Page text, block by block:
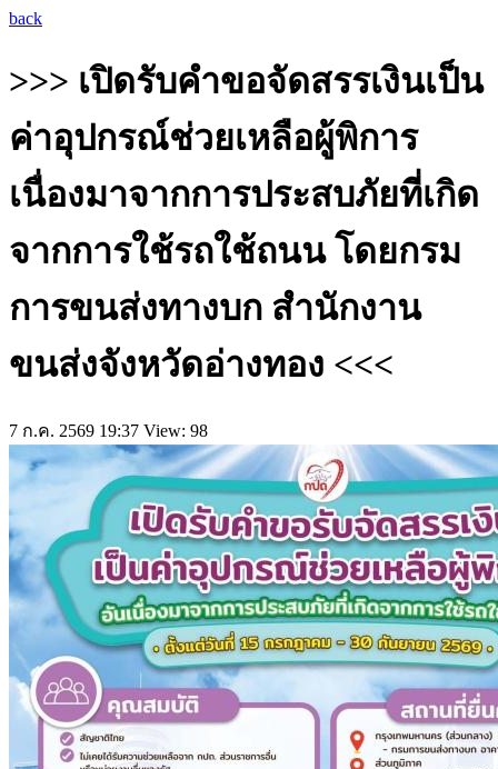
back
>>> เปิดรับคำขอจัดสรรเงินเป็น
ค่าอุปกรณ์ช่วยเหลือผู้พิการ
เนื่องมาจากการประสบภัยที่เกิด
จากการใช้รถใช้ถนน โดยกรม
การขนส่งทางบก สำนักงาน
ขนส่งจังหวัดอ่างทอง <<<
7 ก.ค. 2569 19:37 View: 98